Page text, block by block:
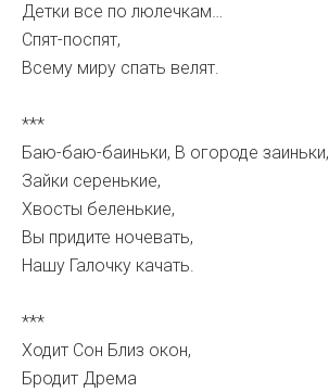
Детки все по люлечкам…
Спят-поспят,
Всему миру спать велят.
***
Баю-баю-баиньки, В огороде заиньки,
Зайки серенькие,
Хвосты беленькие,
Вы придите ночевать,
Нашу Галочку качать.
***
Ходит Сон Близ окон,
Бродит Дрема